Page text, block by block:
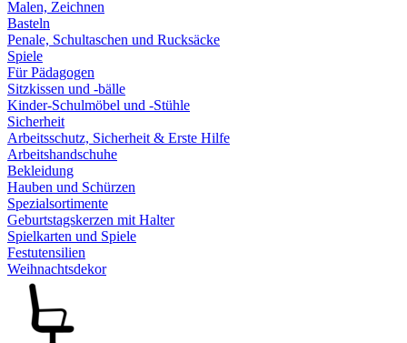
Malen, Zeichnen
Basteln
Penale, Schultaschen und Rucksäcke
Spiele
Für Pädagogen
Sitzkissen und -bälle
Kinder-Schulmöbel und -Stühle
Sicherheit
Arbeitsschutz, Sicherheit & Erste Hilfe
Arbeitshandschuhe
Bekleidung
Hauben und Schürzen
Spezialsortimente
Geburtstagskerzen mit Halter
Spielkarten und Spiele
Festutensilien
Weihnachtsdekor